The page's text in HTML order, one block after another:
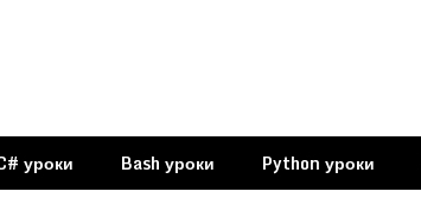
уроки Bash уроки Python уроки